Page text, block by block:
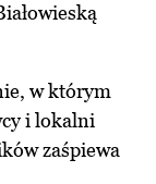
w którym
i lokalni
zaśpiewa